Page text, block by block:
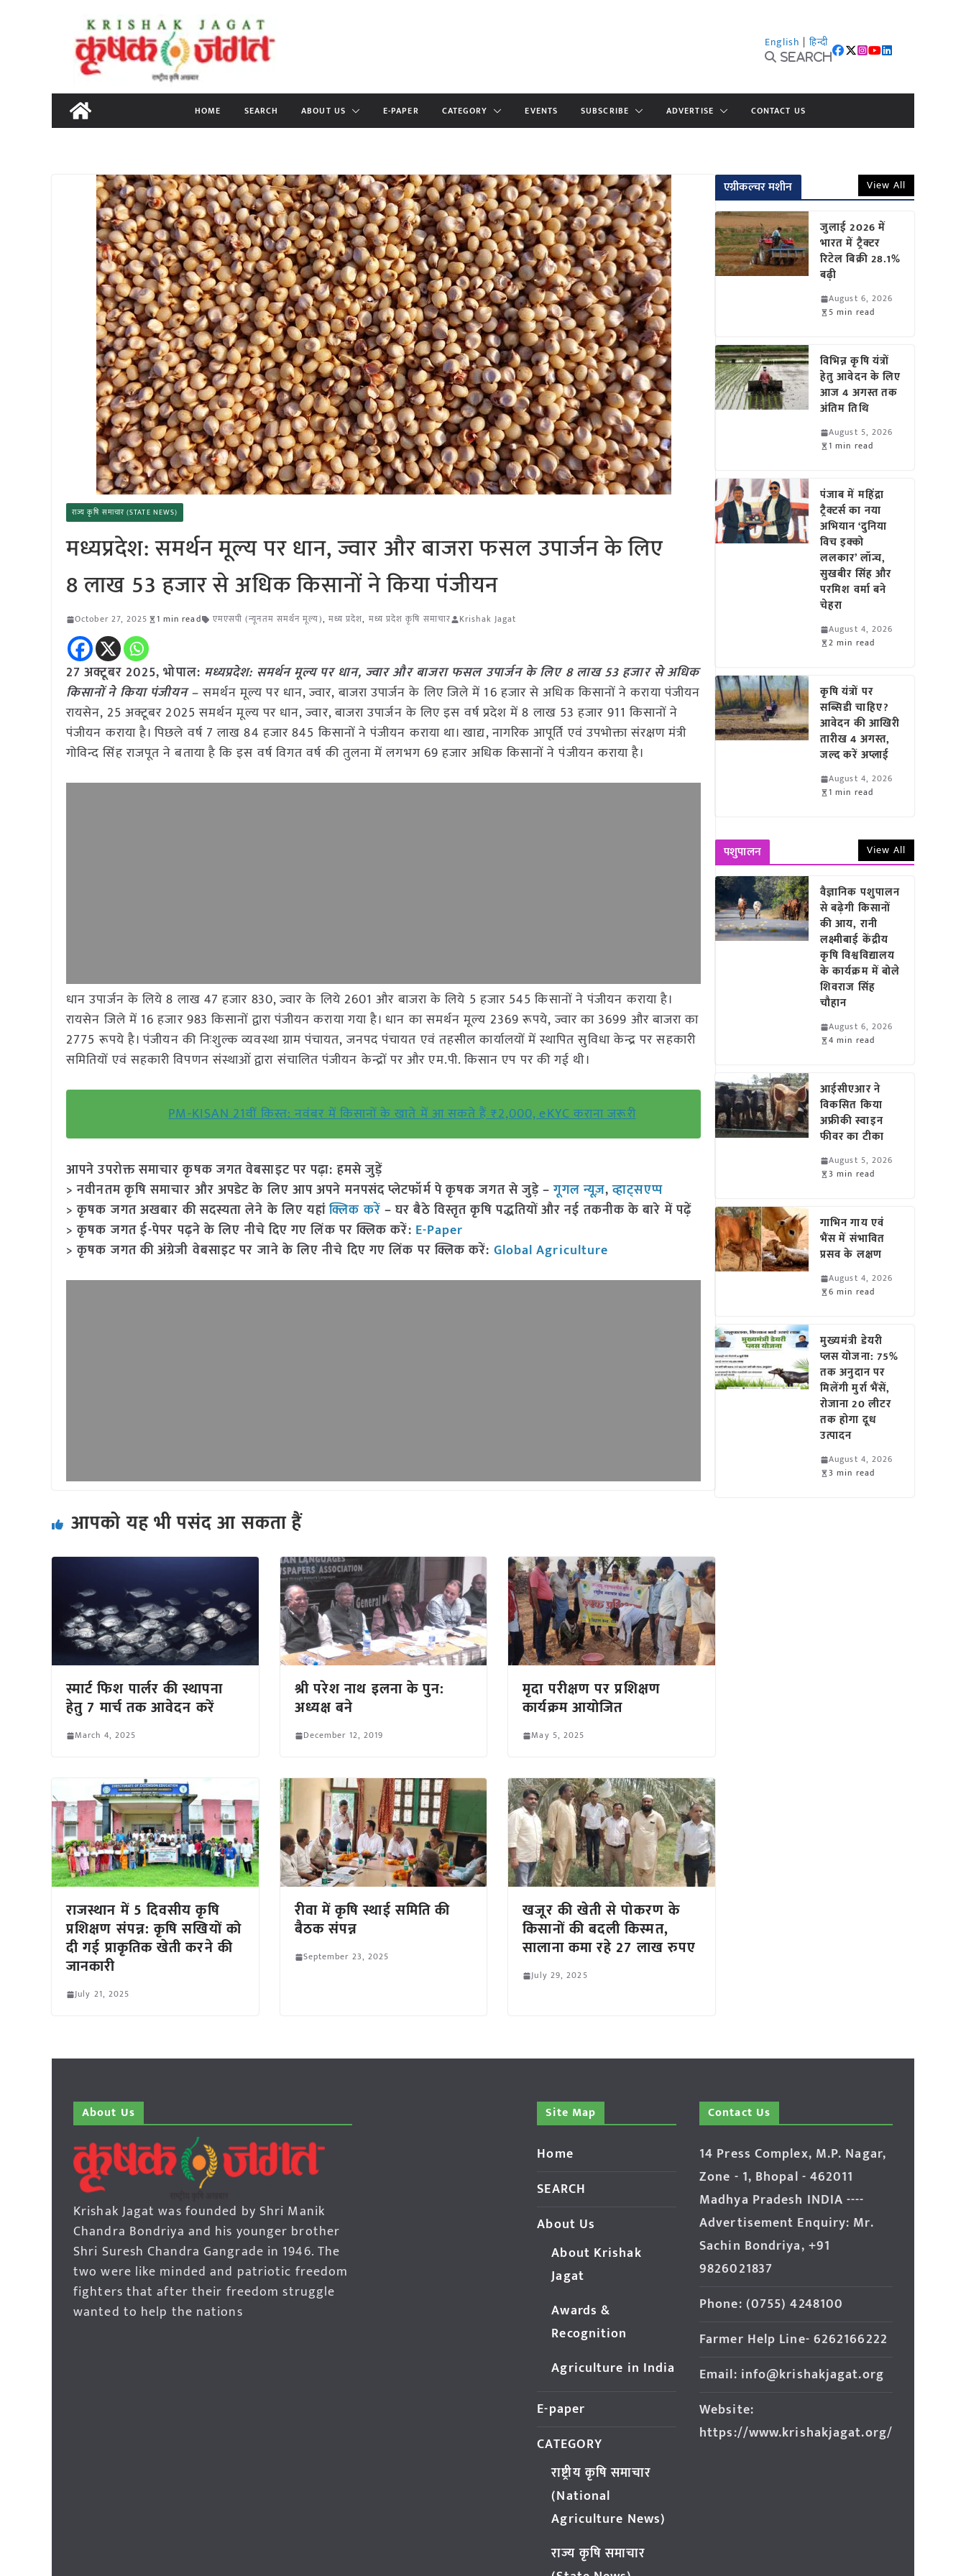
content
English | हिन्दी
Search
HOME SEARCH ABOUT US E-PAPER CATEGORY EVENTS SUBSCRIBE ADVERTISE CONTACT US
राज्य कृषि समाचार (STATE NEWS)
मध्यप्रदेश: समर्थन मूल्य पर धान, ज्वार और बाजरा फसल उपार्जन के लिए
8 लाख 53 हजार से अधिक किसानों ने किया पंजीयन
October 27, 2025 1 min read एमएसपी (न्यूनतम समर्थन मूल्य), मध्य प्रदेश, मध्य प्रदेश कृषि समाचार Krishak Jagat
27 अक्टूबर 2025, भोपाल: मध्यप्रदेश: समर्थन मूल्य पर धान, ज्वार और बाजरा फसल उपार्जन के लिए 8 लाख 53 हजार से अधिक
किसानों ने किया पंजीयन –समर्थन मूल्य पर धान, ज्वार, बाजरा उपार्जन के लिए जिले में 16 हजार से अधिक किसानों ने कराया पंजीयन
रायसेन, 25 अक्टूबर 2025 समर्थन मूल्य पर धान, ज्वार, बाजरा उपार्जन के लिए इस वर्ष प्रदेश में 8 लाख 53 हजार 911 किसानों ने
पंजीयन कराया है। पिछले वर्ष 7 लाख 84 हजार 845 किसानों ने पंजीयन कराया था। खाद्य, नागरिक आपूर्ति एवं उपभोक्ता संरक्षण मंत्री
गोविन्द सिंह राजपूत ने बताया है कि इस वर्ष विगत वर्ष की तुलना में लगभग 69 हजार अधिक किसानों ने पंजीयन कराया है।
धान उपार्जन के लिये 8 लाख 47 हजार 830, ज्वार के लिये 2601 और बाजरा के लिये 5 हजार 545 किसानों ने पंजीयन कराया है।
रायसेन जिले में 16 हजार 983 किसानों द्वारा पंजीयन कराया गया है। धान का समर्थन मूल्य 2369 रूपये, ज्वार का 3699 और बाजरा का
2775 रूपये है। पंजीयन की निःशुल्क व्यवस्था ग्राम पंचायत, जनपद पंचायत एवं तहसील कार्यालयों में स्थापित सुविधा केन्द्र पर सहकारी
समितियों एवं सहकारी विपणन संस्थाओं द्वारा संचालित पंजीयन केन्द्रों पर और एम.पी. किसान एप पर की गई थी।
PM-KISAN 21वीं किस्त: नवंबर में किसानों के खाते में आ सकते हैं ₹2,000, eKYC कराना जरूरी
आपने उपरोक्त समाचार कृषक जगत वेबसाइट पर पढ़ा: हमसे जुड़ें
> नवीनतम कृषि समाचार और अपडेट के लिए आप अपने मनपसंद प्लेटफॉर्म पे कृषक जगत से जुड़े –गूगल न्यूज़,व्हाट्सएप्प
> कृषक जगत अखबार की सदस्यता लेने के लिए यहांक्लिक करें – घर बैठे विस्तृत कृषि पद्धतियों और नई तकनीक के बारे में पढ़ें
> कृषक जगत ई-पेपर पढ़ने के लिए नीचे दिए गए लिंक पर क्लिक करें: E-Paper
> कृषक जगत की अंग्रेजी वेबसाइट पर जाने के लिए नीचे दिए गए लिंक पर क्लिक करें: Global Agriculture
आपको यह भी पसंद आ सकता हैं
स्मार्ट फिश पार्लर की स्थापना
हेतु 7 मार्च तक आवेदन करें
March 4, 2025
श्री परेश नाथ इलना के पुन:
अध्यक्ष बने
December 12, 2019
मृदा परीक्षण पर प्रशिक्षण
कार्यक्रम आयोजित
May 5, 2025
राजस्थान में 5 दिवसीय कृषि
प्रशिक्षण संपन्न: कृषि सखियों को
दी गई प्राकृतिक खेती करने की
जानकारी
July 21, 2025
रीवा में कृषि स्थाई समिति की
बैठक संपन्न
September 23, 2025
खजूर की खेती से पोकरण के
किसानों की बदली किस्मत,
सालाना कमा रहे 27 लाख रुपए
July 29, 2025
एग्रीकल्चर मशीन View All
जुलाई 2026 में
भारत में ट्रैक्टर
रिटेल बिक्री 28.1%
बढ़ी
August 6, 2026
5 min read
विभिन्न कृषि यंत्रों
हेतु आवेदन के लिए
आज 4 अगस्त तक
अंतिम तिथि
August 5, 2026
1 min read
पंजाब में महिंद्रा
ट्रैक्टर्स का नया
अभियान ‘दुनिया
विच इक्को
ललकार’ लॉन्च,
सुखबीर सिंह और
परमिश वर्मा बने
चेहरा
August 4, 2026
2 min read
कृषि यंत्रों पर
सब्सिडी चाहिए?
आवेदन की आखिरी
तारीख 4 अगस्त,
जल्द करें अप्लाई
August 4, 2026
1 min read
पशुपालन View All
वैज्ञानिक पशुपालन
से बढ़ेगी किसानों
की आय, रानी
लक्ष्मीबाई केंद्रीय
कृषि विश्वविद्यालय
के कार्यक्रम में बोले
शिवराज सिंह
चौहान
August 6, 2026
4 min read
आईसीएआर ने
विकसित किया
अफ्रीकी स्वाइन
फीवर का टीका
August 5, 2026
3 min read
गाभिन गाय एवं
भैंस में संभावित
प्रसव के लक्षण
August 4, 2026
6 min read
मुख्यमंत्री डेयरी
प्लस योजना: 75%
तक अनुदान पर
मिलेंगी मुर्रा भैंसें,
रोजाना 20 लीटर
तक होगा दूध
उत्पादन
August 4, 2026
3 min read
About Us
Krishak Jagat was founded by Shri Manik
Chandra Bondriya and his younger brother
Shri Suresh Chandra Gangrade in 1946. The
two were like minded and patriotic freedom
fighters that after their freedom struggle
wanted to help the nations
Site Map
Home
SEARCH
About Us
About Krishak
Jagat
Awards &
Recognition
Agriculture in India
E-paper
CATEGORY
राष्ट्रीय कृषि समाचार
(National
Agriculture News)
राज्य कृषि समाचार
Contact Us
14 Press Complex, M.P. Nagar,
Zone - 1, Bhopal - 462011
Madhya Pradesh INDIA ----
Advertisement Enquiry: Mr.
Sachin Bondriya, +91
9826021837
Phone: (0755) 4248100
Farmer Help Line- 6262166222
Email: info@krishakjagat.org
Website:
https://www.krishakjagat.org/